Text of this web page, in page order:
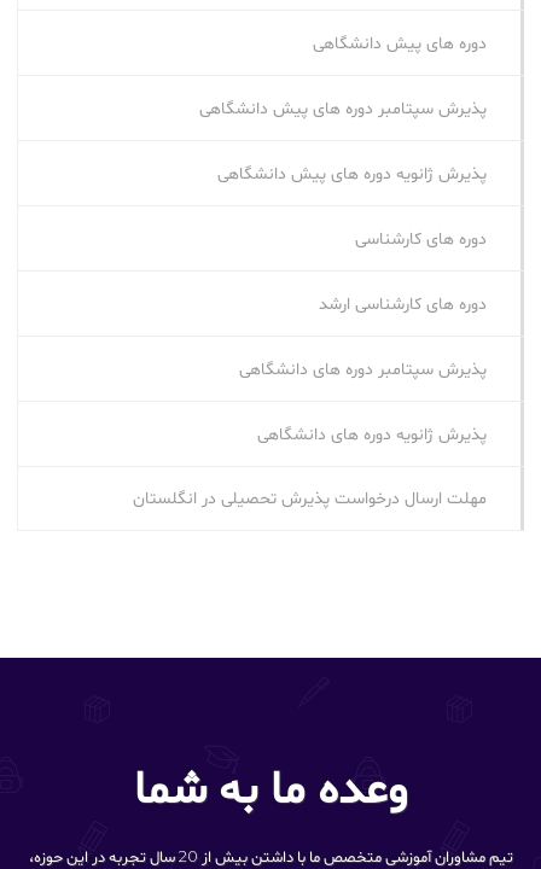
دوره های پیش دانشگاهی
پذیرش سپتامبر دوره های پیش دانشگاهی
پذیرش ژانویه دوره های پیش دانشگاهی
دوره های کارشناسی
دوره های کارشناسی ارشد
پذیرش سپتامبر دوره‌ های دانشگاهی
پذیرش ژانویه دوره‌ های دانشگاهی
مهلت ارسال درخواست پذیرش تحصیلی در انگلستان
وعده ما به شما
تیم مشاوران آموزشی متخصص ما با داشتن بیش از 20 سال تجربه در این حوزه،